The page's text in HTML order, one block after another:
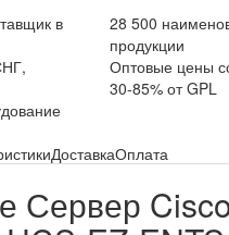
в
28 500
продукции
Оптовые цены
30-85% от GPL
ДоставкаОплата
Сервер